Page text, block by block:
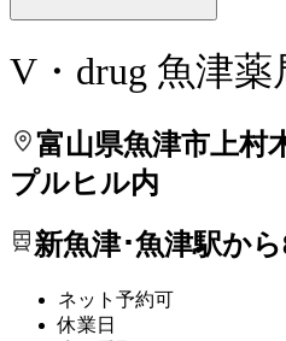
V・drug 魚津薬
富山県魚津市上村
プルヒル内
新魚津･魚津駅から
ネット予約可
休業日